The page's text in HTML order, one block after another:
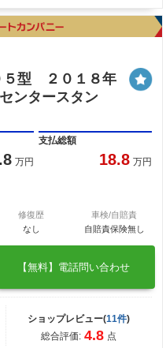
型 ２０１８年
ンタースタン
万円
支払総額
18.8 万円
修復歴
なし
車検/自賠責
自賠責保険無し
【無料】電話問い合わせ
ショップレビュー(11件)
総合評価: 4.8 点